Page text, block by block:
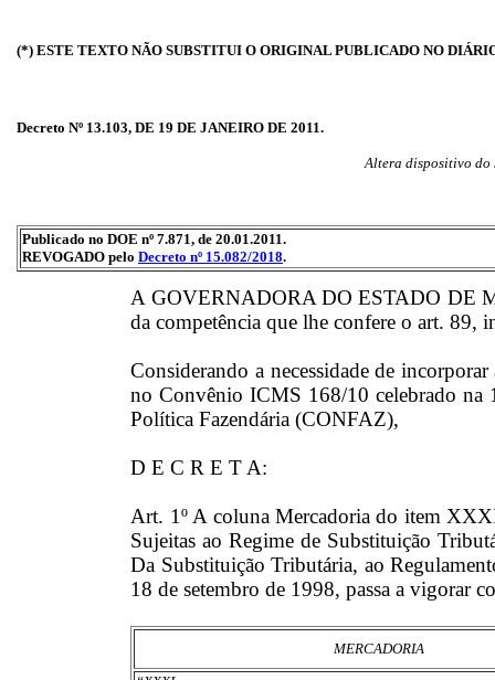
(*) ESTE TEXTO NÃO SUBSTITUI O ORIGINAL PUBLICADO NO
Decreto Nº 13.103, DE 19 DE JANEIRO DE 2011.
Altera dispositivo do
Publicado no DOE nº 7.871, de 20.01.2011.
REVOGADO pelo Decreto nº 15.082/2018.
A GOVERNADORA DO ESTADO DE
da competência que lhe confere o art. 89,
Considerando a necessidade de
no Convênio ICMS 168/10 celebrado na
Política Fazendária (CONFAZ),
D E C R E T A:
Art. 1º A coluna Mercadoria do item
Sujeitas ao Regime de Substituição
Da Substituição Tributária, ao
18 de setembro de 1998, passa a vigorar
MERCADORIA